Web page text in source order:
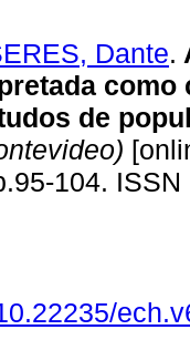
Dante.
como
de
104.